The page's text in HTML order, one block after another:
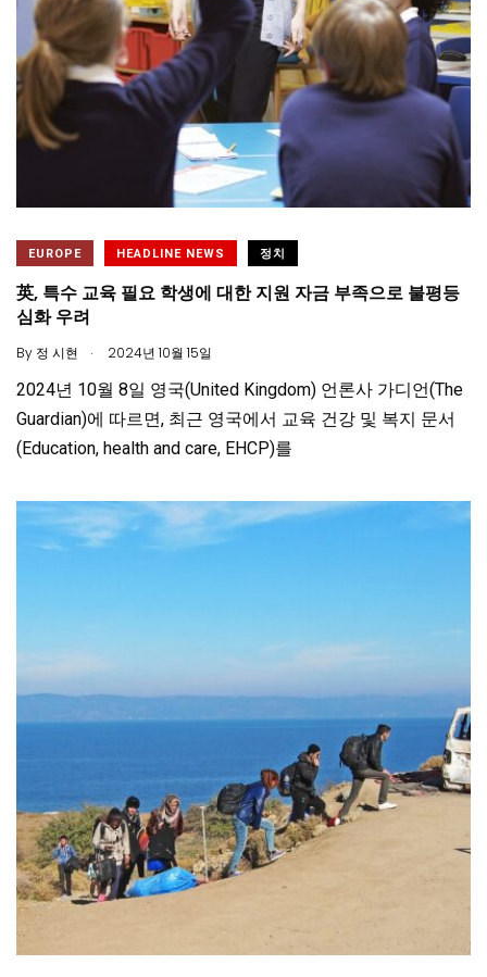
EUROPE HEADLINE NEWS 정치
英, 특수 교육 필요 학생에 대한 지원 자금 부족으로 불평등
심화 우려
By 정 시현 . 2024년 10월 15일
2024년 10월 8일 영국(United Kingdom) 언론사 가디언(The
Guardian)에 따르면, 최근 영국에서 교육 건강 및 복지 문서
(Education, health and care, EHCP)를